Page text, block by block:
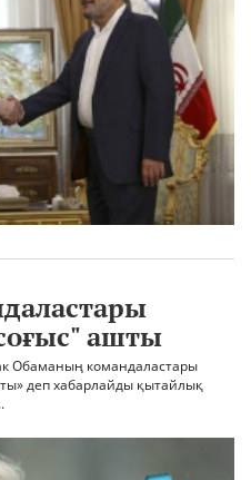
ашты
Обаманың командаластары
деп хабарлайды қытайлық